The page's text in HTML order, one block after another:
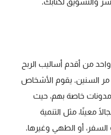
والتسويق لكتابك.
من أقدم أساليب الربح
مر السنين. يقوم الأشخاص
مدونات خاصة بهم، حيث
معينًا، مثل التنمية
السفر، أو الطهي وغيرها.